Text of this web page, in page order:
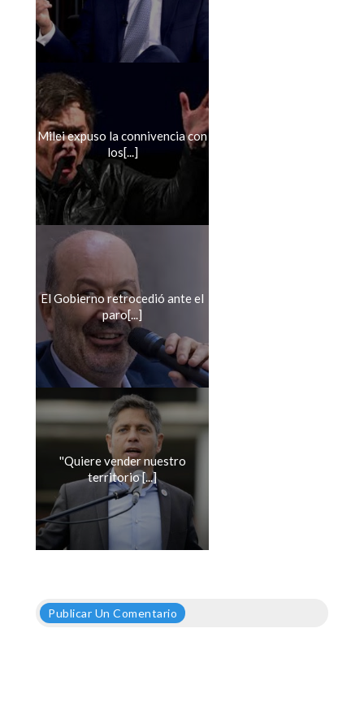
Milei expuso la connivencia con
los[...]
El Gobierno retrocedió ante el
paro[...]
''Quiere vender nuestro
territorio [...]
Publicar Un Comentario